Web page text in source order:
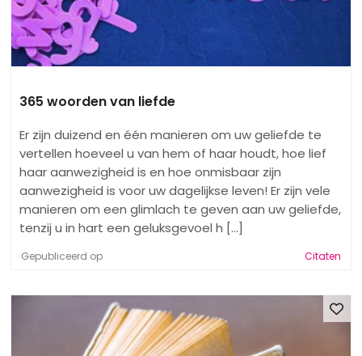
365 woorden van liefde
Er zijn duizend en één manieren om uw geliefde te
vertellen hoeveel u van hem of haar houdt, hoe lief
haar aanwezigheid is en hoe onmisbaar zijn
aanwezigheid is voor uw dagelijkse leven! Er zijn vele
manieren om een glimlach te geven aan uw geliefde,
tenzij u in hart een geluksgevoel h [...]
Gepubliceerd op Citaten